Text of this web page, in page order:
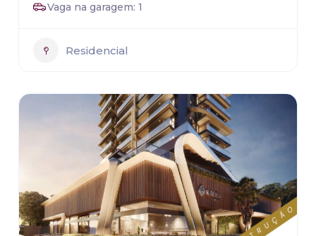
Vaga na garagem: 1
Residencial